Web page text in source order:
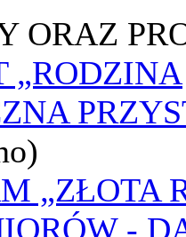
ORAZ
„RODZINA
„ZŁOTA
-